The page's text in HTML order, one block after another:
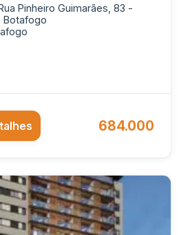
Pinheiro Guimarães, 83 -
Botafogo
684.000